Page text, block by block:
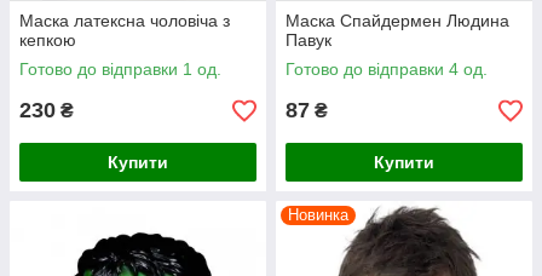
Маска латексна чоловіча з
кепкою
Готово до відправки 1 од.
230 ₴
Купити
Маска Спайдермен Людина
Павук
Готово до відправки 4 од.
87 ₴
Купити
Новинка